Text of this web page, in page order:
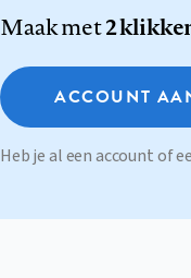
Maak met2
ACCOUNT
Heb je al een account of